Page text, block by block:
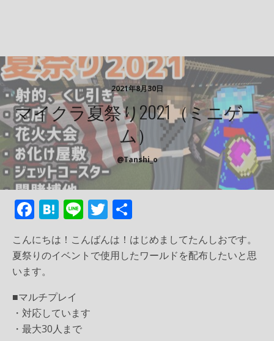
2021年8月30日
マイクラ夏祭り2021（ミニゲー
ム）
@tanshi_o
F
e
b
o
o
k
H
e
a
Li
n
e
T
itt
er
有
こんにちは！こんばんは！はじめましてたんしおです。
夏祭りのイベントで使用したワールドを配布したいと思
います。
■マルチプレイ
・対応しています
・最大30人まで